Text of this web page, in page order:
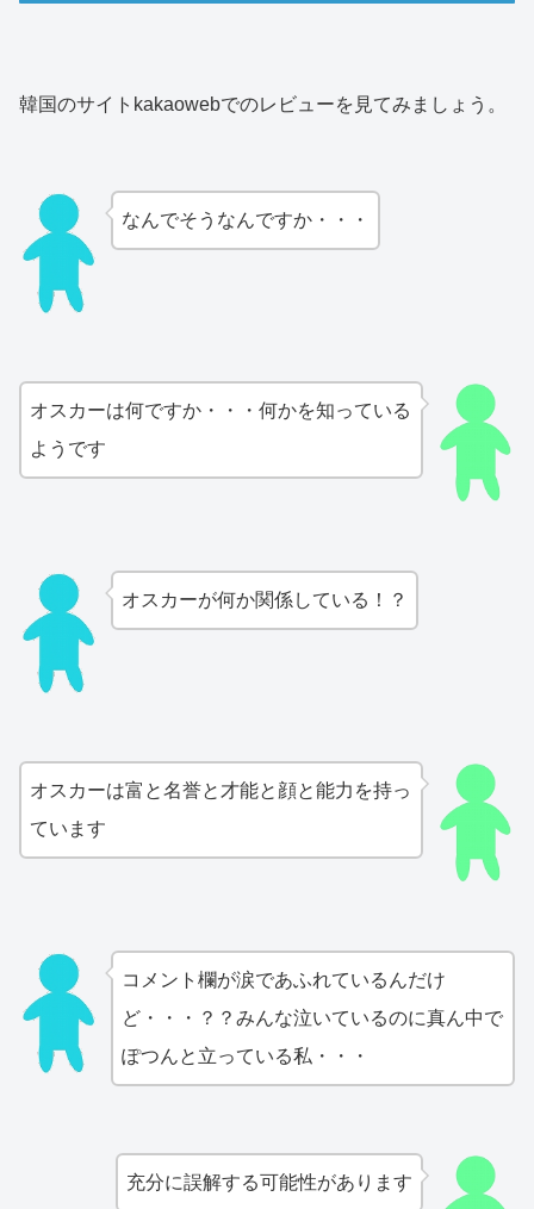
韓国のサイトkakaowebでのレビューを見てみましょう。
なんでそうなんですか・・・
オスカーは何ですか・・・何かを知っている
ようです
オスカーが何か関係している！？
オスカーは富と名誉と才能と顔と能力を持っ
ています
コメント欄が涙であふれているんだけ
ど・・・？？みんな泣いているのに真ん中で
ぽつんと立っている私・・・
充分に誤解する可能性があります